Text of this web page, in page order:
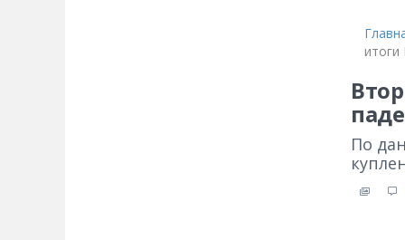
итоги
По